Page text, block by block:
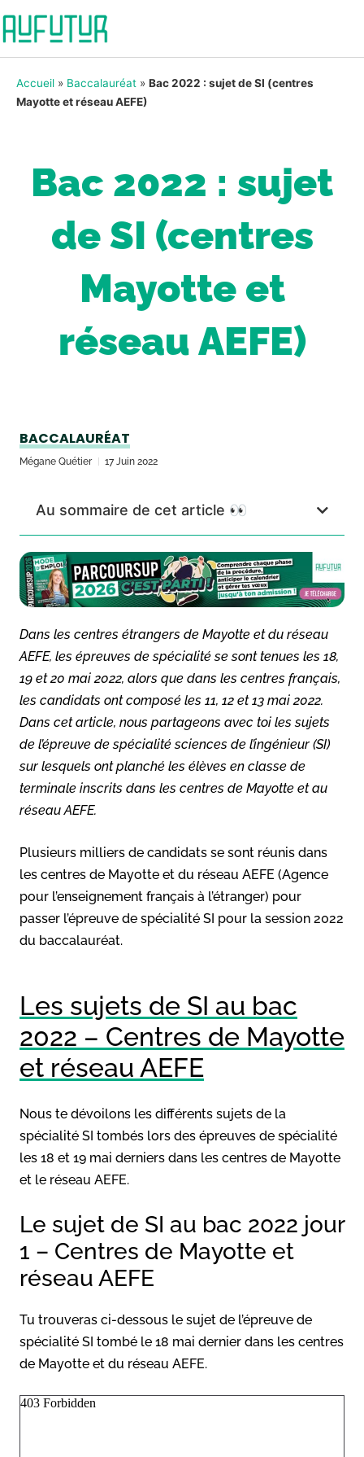
Accueil » Baccalauréat » Bac 2022 : sujet de SI (centres
Mayotte et réseau AEFE)
Bac 2022 : sujet
de SI (centres
Mayotte et
réseau AEFE)
BACCALAURÉAT
Mégane Quétier 17 Juin 2022
Au sommaire de cet article 👀
Dans les centres étrangers de Mayotte et du réseau
AEFE, les épreuves de spécialité se sont tenues les 18,
19 et 20 mai 2022, alors que dans les centres français,
les candidats ont composé les 11, 12 et 13 mai 2022.
Dans cet article, nous partageons avec toi les sujets
de l’épreuve de spécialité sciences de l’ingénieur (SI)
sur lesquels ont planché les élèves en classe de
terminale inscrits dans les centres de Mayotte et au
réseau AEFE.
Plusieurs milliers de candidats se sont réunis dans
les centres de Mayotte et du réseau AEFE (Agence
pour l’enseignement français à l’étranger) pour
passer l’épreuve de spécialité SI pour la session 2022
du baccalauréat.
Les sujets de SI au bac
2022 – Centres de Mayotte
et réseau AEFE
Nous te dévoilons les différents sujets de la
spécialité SI tombés lors des épreuves de spécialité
les 18 et 19 mai derniers dans les centres de Mayotte
et le réseau AEFE.
Le sujet de SI au bac 2022 jour
1 – Centres de Mayotte et
réseau AEFE
Tu trouveras ci-dessous le sujet de l’épreuve de
spécialité SI tombé le 18 mai dernier dans les centres
de Mayotte et du réseau AEFE.